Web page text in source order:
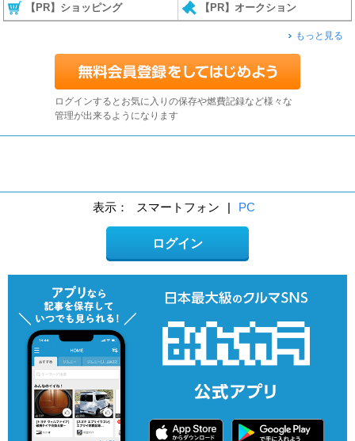
【PR】ショッピング 【PR】オークション
もっと見る
ログインするとお気に入りの保存や燃費記録など様々な
管理が出来るようになります
表示： スマートフォン | PC
ログイン